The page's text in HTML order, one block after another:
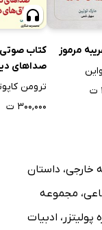
مرموز
کتاب صوتی
صداهای
اتاق‌های
ترومن
۳۰۰,۰۰۰ ت
خارجی، داستان
، مجموعه
پولیتزر ، ادبیات